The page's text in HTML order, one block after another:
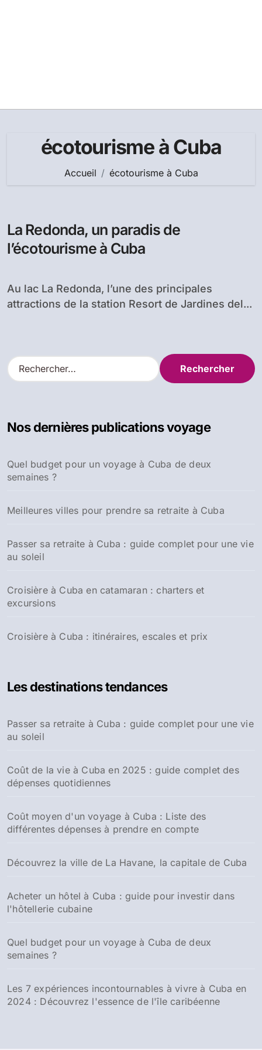
écotourisme à Cuba
Accueil écotourisme à Cuba
La Redonda, un paradis de
l’écotourisme à Cuba
Au lac La Redonda, l’une des principales
attractions de la station Resort de Jardines del...
R
e
r
e
r
Nos dernières publications voyage
Quel budget pour un voyage à Cuba de deux
semaines ?
Meilleures villes pour prendre sa retraite à Cuba
Passer sa retraite à Cuba : guide complet pour une vie
au soleil
Croisière à Cuba en catamaran : charters et
excursions
Croisière à Cuba : itinéraires, escales et prix
Les destinations tendances
Passer sa retraite à Cuba : guide complet pour une vie
au soleil
Coût de la vie à Cuba en 2025 : guide complet des
dépenses quotidiennes
Coût moyen d'un voyage à Cuba : Liste des
différentes dépenses à prendre en compte
Découvrez la ville de La Havane, la capitale de Cuba
Acheter un hôtel à Cuba : guide pour investir dans
l'hôtellerie cubaine
Quel budget pour un voyage à Cuba de deux
semaines ?
Les 7 expériences incontournables à vivre à Cuba en
2024 : Découvrez l'essence de l'île caribéenne